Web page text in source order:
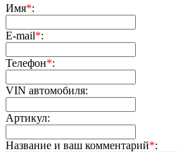
Имя*:
E-mail*:
Телефон*:
VIN автомобиля:
Артикул:
Название и ваш комментарий*: